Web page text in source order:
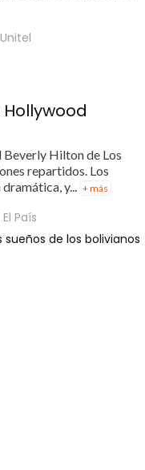
Beverly Hilton de Los
repartidos. Los
y...
+ más
El País
de los bolivianos